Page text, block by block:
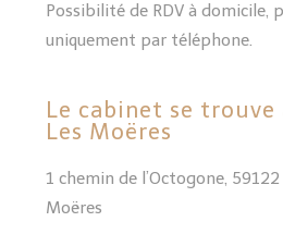
Possibilité de RDV à domicile,
uniquement par téléphone.
Le cabinet se trouve
Les Moëres
1 chemin de l’Octogone,
Moëres